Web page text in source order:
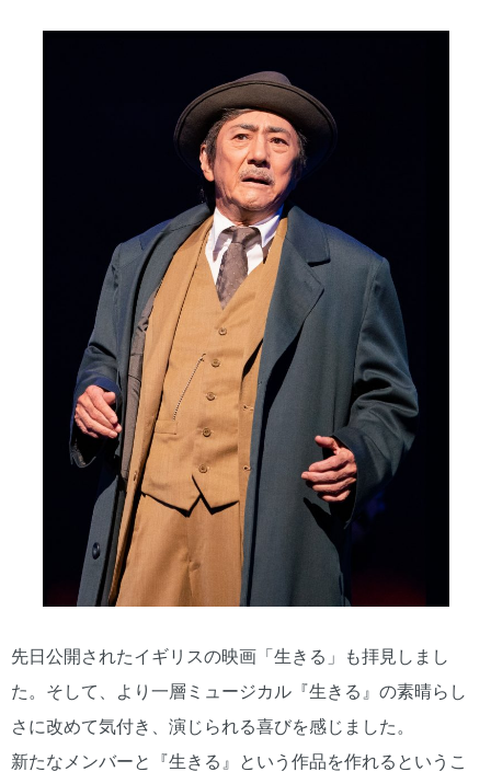
先日公開されたイギリスの映画「生きる」も拝見しまし
た。そして、より一層ミュージカル『生きる』の素晴らし
さに改めて気付き、演じられる喜びを感じました。
新たなメンバーと『生きる』という作品を作れるというこ